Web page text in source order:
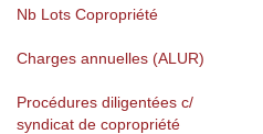
Nb Lots Copropriété
Charges annuelles (ALUR)
Procédures diligentées c/
syndicat de copropriété